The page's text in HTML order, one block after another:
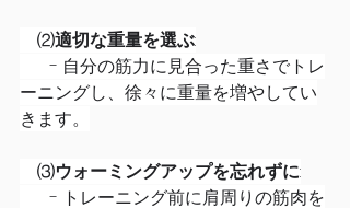
⑵適切な重量を選ぶ:
- 自分の筋力に見合った重さでトレ
ーニングし、徐々に重量を増やしてい
きます。
⑶ウォーミングアップを忘れずに: